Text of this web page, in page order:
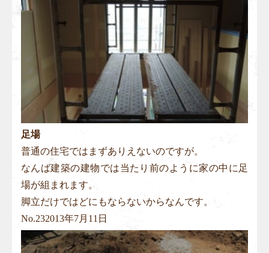
足場
普通の住宅ではまずありえないのですが。
なんば建築の建物では当たり前のように家の中に足
場が組まれます。
脚立だけではどにもならないからなんです。
No.232013年7月11日